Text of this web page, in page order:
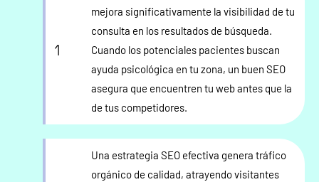
mejora significativamente la visibilidad de tu
consulta en los resultados de búsqueda.
Cuando los potenciales pacientes buscan
ayuda psicológica en tu zona, un buen SEO
asegura que encuentren tu web antes que la
de tus competidores.
Una estrategia SEO efectiva genera tráfico
orgánico de calidad, atrayendo visitantes